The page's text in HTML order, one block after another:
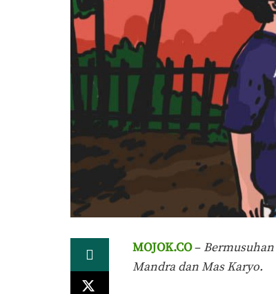
MOJOK.CO–
Mandra dan Mas Karyo.